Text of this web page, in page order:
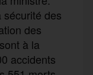
des
des
à la
accidents